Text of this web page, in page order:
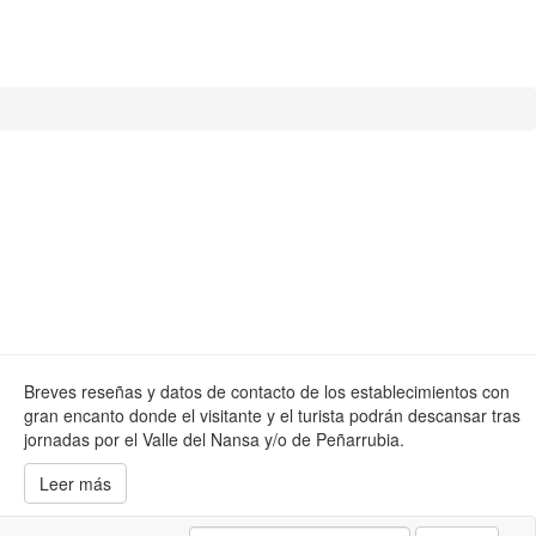
Breves reseñas y datos de contacto de los establecimientos con
gran encanto donde el visitante y el turista podrán descansar tras
jornadas por el Valle del Nansa y/o de Peñarrubia.
Leer más